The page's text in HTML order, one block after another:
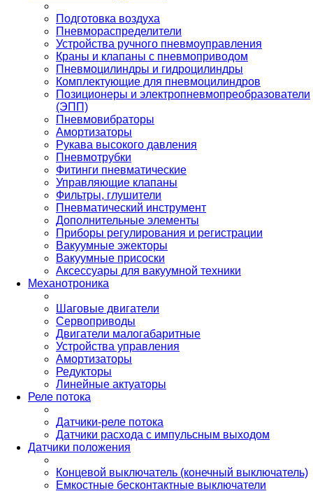
Подготовка воздуха
Пневмораспределители
Устройства ручного пневмоуправления
Краны и клапаны с пневмоприводом
Пневмоцилиндры и гидроцилиндры
Комплектующие для пневмоцилиндров
Позиционеры и электропневмопреобразователи
(ЭПП)
Пневмовибраторы
Амортизаторы
Рукава высокого давления
Пневмотрубки
Фитинги пневматические
Управляющие клапаны
Фильтры, глушители
Пневматический инструмент
Дополнительные элементы
Приборы регулирования и регистрации
Вакуумные эжекторы
Вакуумные присоски
Аксессуары для вакуумной техники
Механотроника
Шаговые двигатели
Сервоприводы
Двигатели малогабаритные
Устройства управления
Амортизаторы
Редукторы
Линейные актуаторы
Реле потока
Датчики-реле потока
Датчики расхода с импульсным выходом
Датчики положения
Концевой выключатель (конечный выключатель)
Емкостные бесконтактные выключатели